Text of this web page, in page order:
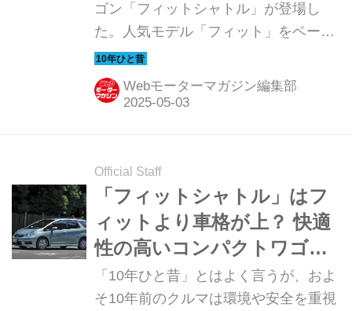
ゴン「フィットシャトル」が登場し
た。人気モデル「フィット」をベース
とした新しいワゴンで、それまで販売
されていた「エアウェイブ」の事実上
の後継車だった。コンパクトカーなら
く使い勝手に優れることが特徴と謳わ
れたが、市場ではどのように受け入れ
られたのだろうか。ここでは発表後間
もなく行われた国内試乗会の模様を振
り返ってみよう。（以下の試乗記は、
Motor Magazine 2011年9月号より）
Webモーターマガジン編集部
Official Staff
「フィットシャトル」はフ
ィットより車格が上？ 快適
性の高いコンパクトワゴン
だった【10年ひと昔の新
車】
「10年ひと昔」とはよく言うが、およ
そ10年前のクルマは環境や安全を重視